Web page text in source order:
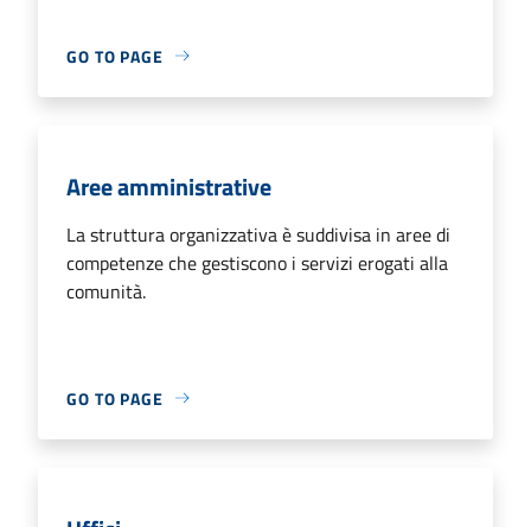
GO TO PAGE
Aree amministrative
La struttura organizzativa è suddivisa in aree di
competenze che gestiscono i servizi erogati alla
comunità.
GO TO PAGE